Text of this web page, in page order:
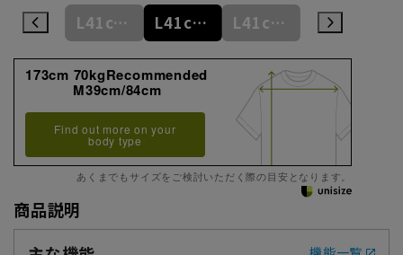
L41cm/78cm L41cm/80cm L41cm/82cm L41cm/84cm
173cm 70kgRecommended
M39cm/84cm
Find out more on your
body type
あくまでもサイズをご検討いただく際の目安となります。
商品説明